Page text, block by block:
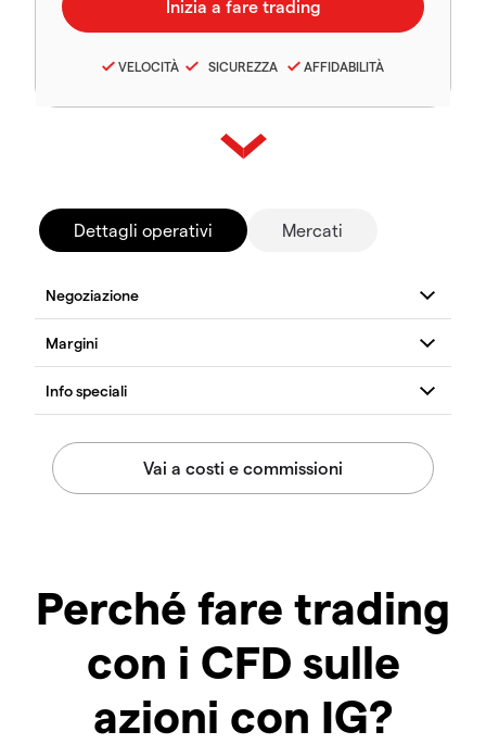
VELOCITÀ SICUREZZA AFFIDABILITÀ
Dettagli operativi Mercati
Perché fare trading
con i CFD sulle
azioni con IG?